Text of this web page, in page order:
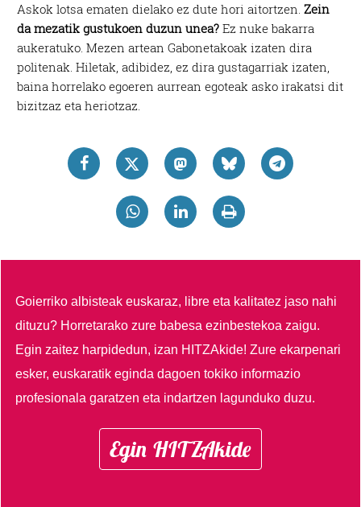
Askok lotsa ematen dielako ez dute hori aitortzen.Zein
da mezatik gustukoen duzun unea? Ez nuke bakarra
aukeratuko. Mezen artean Gabonetakoak izaten dira
politenak. Hiletak, adibidez, ez dira gustagarriak izaten,
baina horrelako egoeren aurrean egoteak asko irakatsi dit
bizitzaz eta heriotzaz.
Goierriko albisteak euskaraz, libre eta kalitatez jaso nahi
dituzu? Horretarako zure babesa ezinbestekoa zaigu.
Egin zaitez harpidedun, izan HITZAkide!Zure ekarpenari
esker, euskaratik eginda dagoen tokiko informazio
profesionala garatzen eta indartzen lagunduko duzu.
Egin HITZAkide